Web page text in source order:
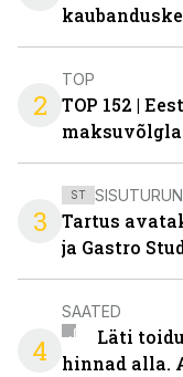
2
TOP
TOP 152 |
3
ST
Tartus
ja Gastro
4
SAATED
Läti
hinnad alla.